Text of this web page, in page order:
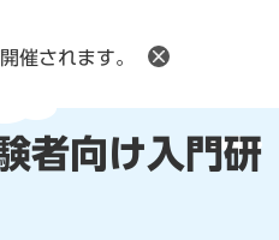
催されます。
者向け入門研